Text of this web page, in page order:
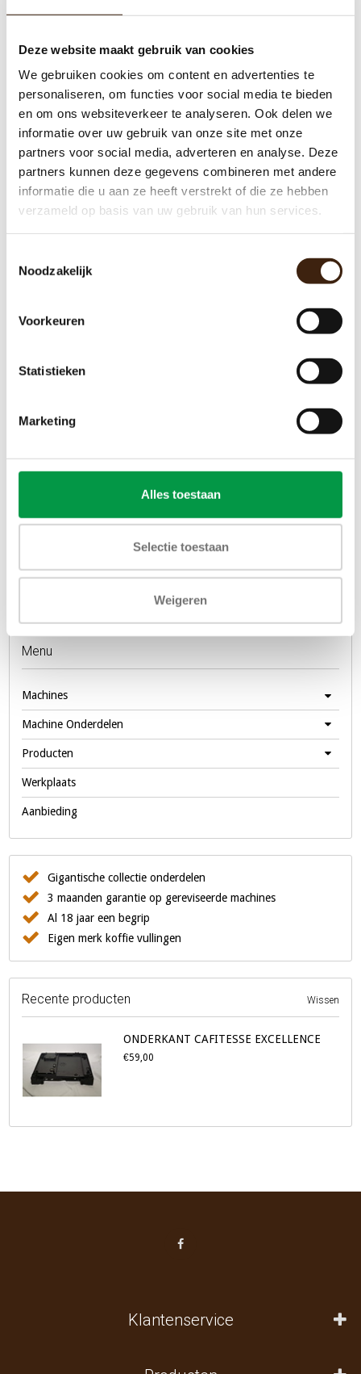
Deze website maakt gebruik van cookies
We gebruiken cookies om content en advertenties te
personaliseren, om functies voor social media te bieden
en om ons websiteverkeer te analyseren. Ook delen we
informatie over uw gebruik van onze site met onze
partners voor social media, adverteren en analyse. Deze
partners kunnen deze gegevens combineren met andere
informatie die u aan ze heeft verstrekt of die ze hebben
verzameld op basis van uw gebruik van hun services.
Noodzakelijk
Voorkeuren
Statistieken
Marketing
Alles toestaan
Selectie toestaan
Weigeren
Menu
Machines
Machine Onderdelen
Producten
Werkplaats
Aanbieding
Gigantische collectie onderdelen
3 maanden garantie op gereviseerde machines
Al 18 jaar een begrip
Eigen merk koffie vullingen
Recente producten Wissen
ONDERKANT CAFITESSE EXCELLENCE
€59,00
Klantenservice